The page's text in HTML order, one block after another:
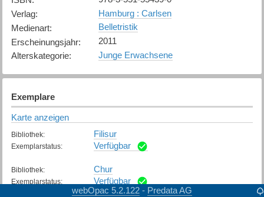
Verlag:
Hamburg : Carlsen
Medienart:
Belletristik
Erscheinungsjahr:
2011
Alterskategorie: Junge Erwachsene
Exemplare
Karte anzeigen
Bibliothek: Filisur
Exemplarstatus: Verfügbar
Bibliothek: Chur
Exemplarstatus:
Verfügbar
webOpac 5.2.122 - Predata AG